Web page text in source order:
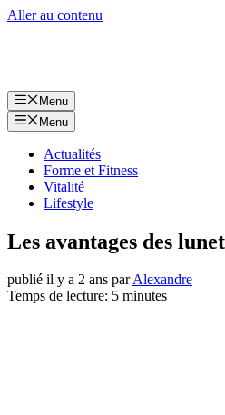
Aller au contenu
Menu
Menu
Actualités
Forme et Fitness
Vitalité
Lifestyle
Les avantages des
publié il y a 2 ans parAlexandre
Temps de lecture: 5 minutes